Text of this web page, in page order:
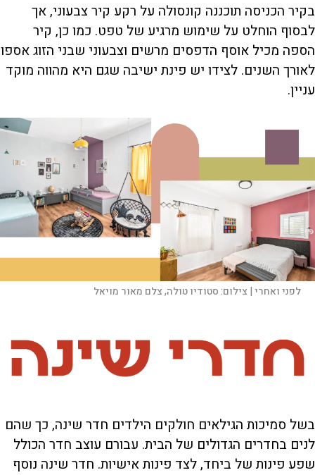
בקיר הכניסה תוכננה קונסולה על רקע קיר צבעוני, אך
לבסוף הוחלט על שימוש מרגיע של טפט. כמו כן, קיר
הספה מכיל אוסף הדפסים מרשים וצבעוני שבני הזוג אספו
לאורך השנים. לצידו יש פינת ישיבה שגם היא מהווה מוקד
עניין.
לפני ואחרי | צילום:סטודיו טולה, צלם מאור מויאל
בשל סמיכות הגילאים חולקים הילדים חדר שינה, כך שהם
לנים בחדרים הגדולים של הבית. עבורם עוצב חדר הכולל
שפע פינות של ביחד, לצד פינות אישיות. חדר שינה נוסף